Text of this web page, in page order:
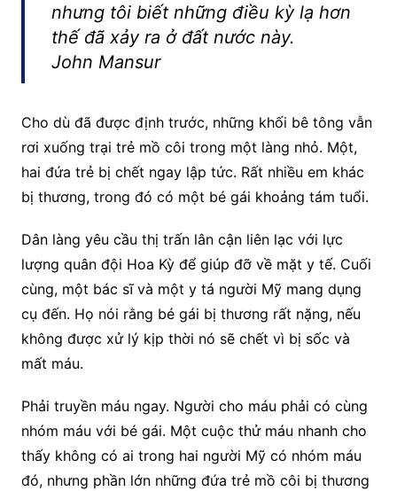
nhưng tôi biết những điều kỳ lạ hơn
thế đã xảy ra ở đất nước này.
John Mansur
Cho dù đã được định trước, những khối bê tông vẫn
rơi xuống trại trẻ mồ côi trong một làng nhỏ. Một,
hai đứa trẻ bị chết ngay lập tức. Rất nhiều em khác
bị thương, trong đó có một bé gái khoảng tám tuổi.
Dân làng yêu cầu thị trấn lân cận liên lạc với lực
lượng quân đội Hoa Kỳ để giúp đỡ về mặt y tế. Cuối
cùng, một bác sĩ và một y tá người Mỹ mang dụng
cụ đến. Họ nói rằng bé gái bị thương rất nặng, nếu
không được xử lý kịp thời nó sẽ chết vì bị sốc và
mất máu.
Phải truyền máu ngay. Người cho máu phải có cùng
nhóm máu với bé gái. Một cuộc thử máu nhanh cho
thấy không có ai trong hai người Mỹ có nhóm máu
đó, nhưng phần lớn những đứa trẻ mồ côi bị thương